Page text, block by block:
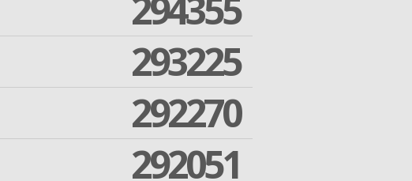
293225
292270
292051